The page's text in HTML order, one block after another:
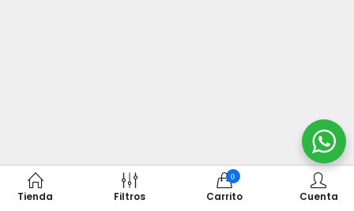
Tienda Filtros
0
Carrito Cuenta